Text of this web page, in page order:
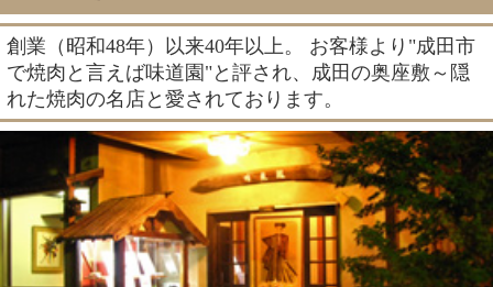
創業（昭和48年）以来40年以上。 お客様より"成田市
で焼肉と言えば味道園"と評され、成田の奥座敷～隠
れた焼肉の名店と愛されております。